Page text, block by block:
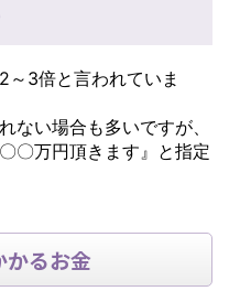
～3倍と言われていま
ない場合も多いですが、
〇万円頂きます』と指定
かるお金